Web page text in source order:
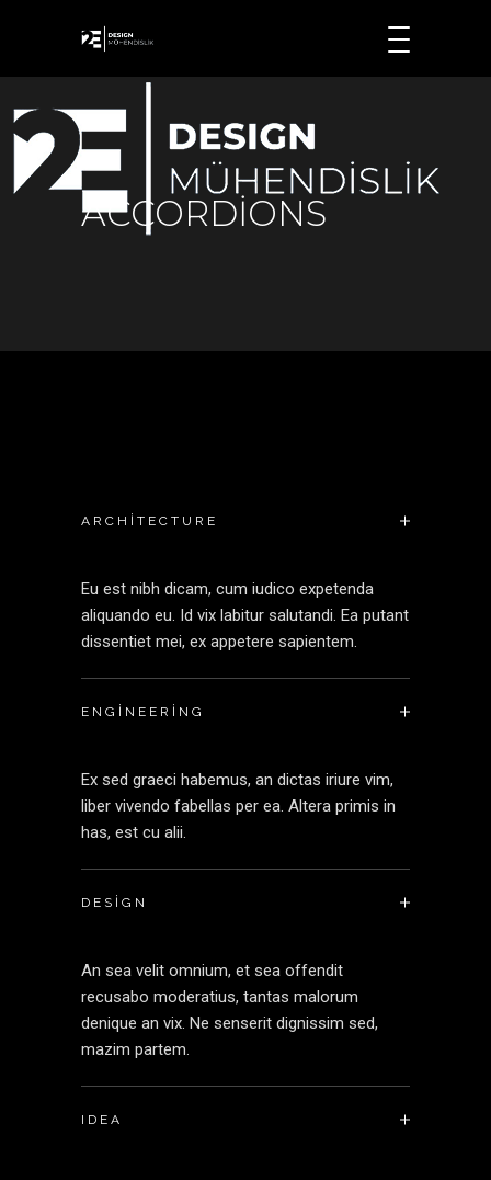
ACCORDIONS
ARCHITECTURE
Eu est nibh dicam, cum iudico expetenda
aliquando eu. Id vix labitur salutandi. Ea putant
dissentiet mei, ex appetere sapientem.
ENGINEERING
Ex sed graeci habemus, an dictas iriure vim,
liber vivendo fabellas per ea. Altera primis in
has, est cu alii.
DESIGN
An sea velit omnium, et sea offendit
recusabo moderatius, tantas malorum
denique an vix. Ne senserit dignissim sed,
mazim partem.
IDEA